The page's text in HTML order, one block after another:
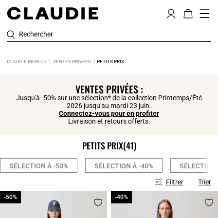
Rechercher
CLAUDIE PIERLOT VENTES PRIVÉES PETITS PRIX
VENTES PRIVÉES :
Jusqu'à -50% sur une sélection* de la collection Printemps/Été
2026 jusqu'au mardi 23 juin.
Connectez-vous pour en profiter
Livraison et retours offerts.
PETITS PRIX(41)
SÉLECTION À -50% SÉLECTION À -40% SÉLECTION
Filtrer Trier
-50%
-50% -40%
-40%